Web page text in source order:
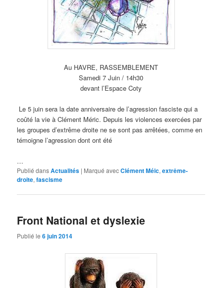
Au HAVRE, RASSEMBLEMENT
Samedi 7 Juin / 14h30
devant l’Espace Coty
Le 5 juin sera la date anniversaire de l’agression fasciste qui a
coûté la vie à Clément Méric. Depuis les violences exercées par
les groupes d’extrême droite ne se sont pas arrêtées, comme en
témoigne l’agression dont ont été
…
Publié dansActualités | Marqué avecClément Méic,extrême-
droite,fascisme
Front National et dyslexie
Publié le6 juin 2014